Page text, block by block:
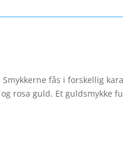
fås i forskellig
rosa guld. Et guldsmykke